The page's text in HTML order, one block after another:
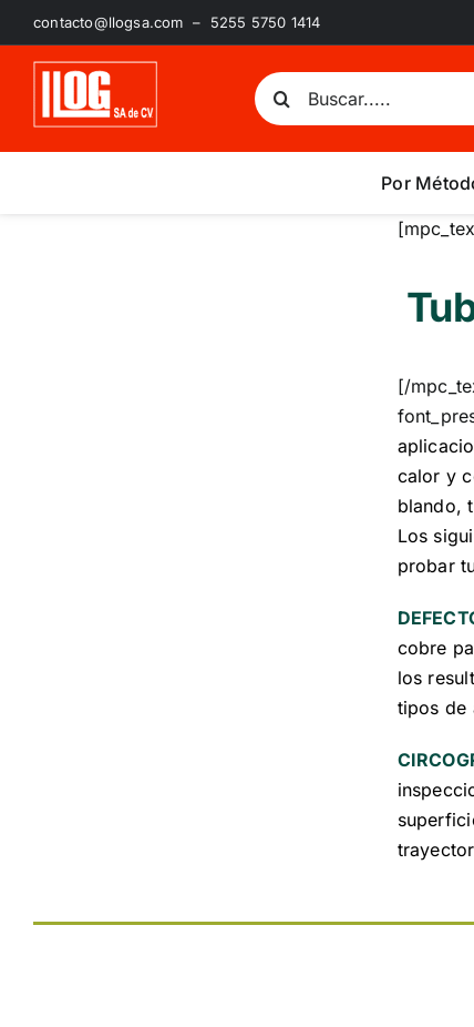
Saltar
al
contenido
contacto@llogsa.com – 5255 5750 1414
Buscar:
Por
[/
calor y
blando,
Los
probar
cobre
los
tipos de